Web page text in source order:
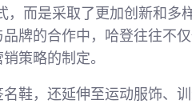
，而是采取了更加创新和多
牌的合作中，哈登往往不
策略的制定。
鞋，还延伸至运动服饰、